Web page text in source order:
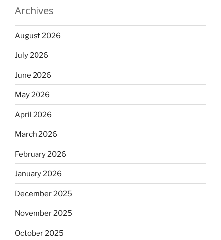
Archives
August 2026
July 2026
June 2026
May 2026
April 2026
March 2026
February 2026
January 2026
December 2025
November 2025
October 2025